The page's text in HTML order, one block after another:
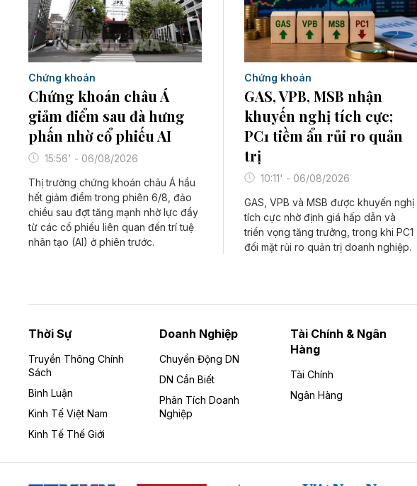
Chứng khoán
Chứng khoán châu Á
giảm điểm sau đà hưng
phấn nhờ cổ phiếu AI
15:56' - 06/08/2026
Thị trường chứng khoán châu Á hầu
hết giảm điểm trong phiên 6/8, đảo
chiều sau đợt tăng mạnh nhờ lực đẩy
từ các cổ phiếu liên quan đến trí tuệ
nhân tạo (AI) ở phiên trước.
Chứng khoán
GAS, VPB, MSB nhận
khuyến nghị tích cực;
PC1 tiềm ẩn rủi ro quản
trị
10:11' - 06/08/2026
GAS, VPB và MSB được khuyến nghị
tích cực nhờ định giá hấp dẫn và
triển vọng tăng trưởng, trong khi PC1
đối mặt rủi ro quản trị doanh nghiệp.
Thời Sự
Truyền Thông Chính
Sách
Bình Luận
Kinh Tế Việt Nam
Kinh Tế Thế Giới
Doanh Nghiệp
Chuyển Động DN
DN Cần Biết
Phân Tích Doanh
Nghiệp
Tài Chính & Ngân
Hàng
Tài Chính
Ngân Hàng